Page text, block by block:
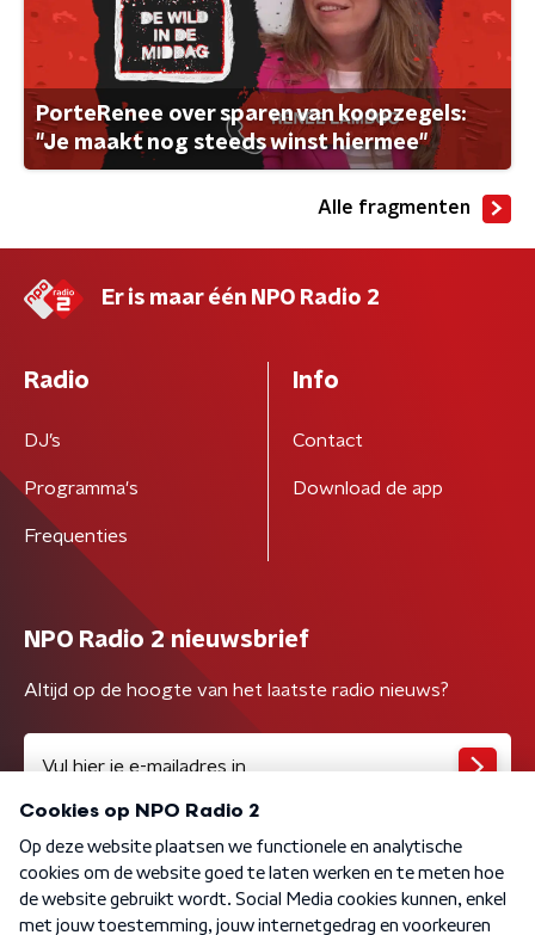
PorteRenee over sparen van koopzegels:
"Je maakt nog steeds winst hiermee"
Alle fragmenten
Er is maar één NPO Radio 2
Radio
DJ’s
Programma's
Frequenties
Info
Contact
Download de app
NPO Radio 2 nieuwsbrief
Altijd op de hoogte van het laatste radio nieuws?
Algemene voorwaarden